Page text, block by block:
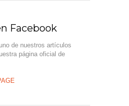
Facebook
de nuestros artículos
página oficial de